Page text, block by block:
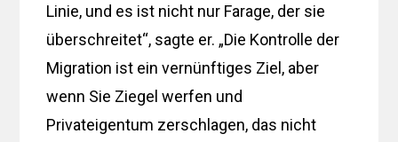
Linie, und es ist nicht nur Farage, der sie
überschreitet“, sagte er. „Die Kontrolle der
Migration ist ein vernünftiges Ziel, aber
wenn Sie Ziegel werfen und
Privateigentum zerschlagen, das nicht